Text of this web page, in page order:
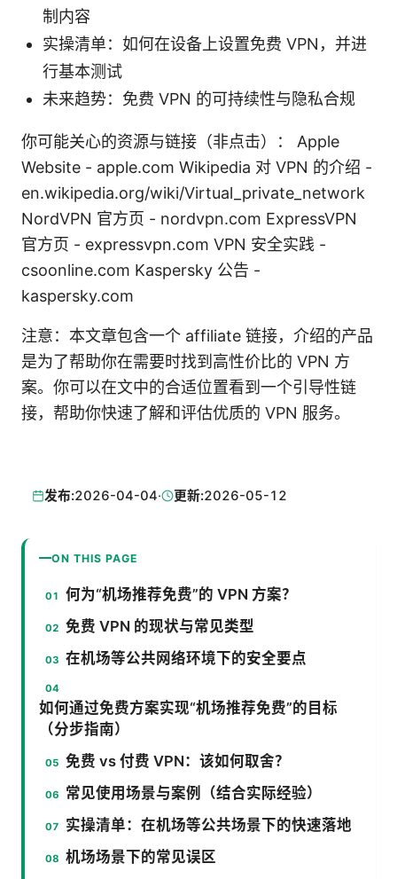
制内容
实操清单：如何在设备上设置免费 VPN，并进
行基本测试
未来趋势：免费 VPN 的可持续性与隐私合规
你可能关心的资源与链接（非点击）： Apple
Website - apple.com Wikipedia 对 VPN 的介绍 -
en.wikipedia.org/wiki/Virtual_private_network
NordVPN 官方页 - nordvpn.com ExpressVPN
官方页 - expressvpn.com VPN 安全实践 -
csoonline.com Kaspersky 公告 -
kaspersky.com
注意：本文章包含一个 affiliate 链接，介绍的产品
是为了帮助你在需要时找到高性价比的 VPN 方
案。你可以在文中的合适位置看到一个引导性链
接，帮助你快速了解和评估优质的 VPN 服务。
发布:2026-04-04· 更新:2026-05-12
ON THIS PAGE
何为“机场推荐免费”的 VPN 方案？
免费 VPN 的现状与常见类型
在机场等公共网络环境下的安全要点
如何通过免费方案实现“机场推荐免费”的目标
（分步指南）
免费 vs 付费 VPN：该如何取舍？
常见使用场景与案例（结合实际经验）
实操清单：在机场等公共场景下的快速落地
机场场景下的常见误区